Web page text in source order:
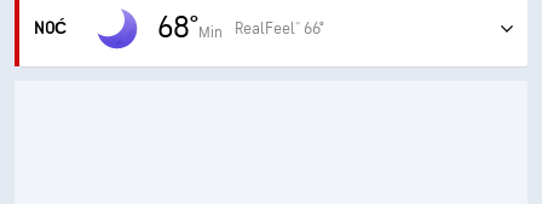
UPOZORENJA
NOĆ 68°Min RealFeel® 66°